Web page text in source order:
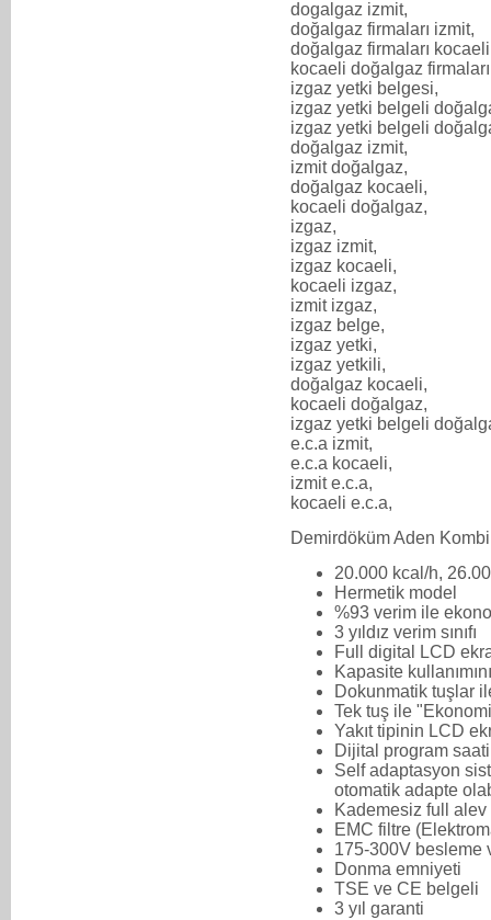
dogalgaz izmit,
doğalgaz firmaları izmit,
doğalgaz firmaları
kocaeli doğalgaz
izgaz yetki belgesi,
izgaz yetki belgeli
izgaz yetki belgeli
doğalgaz izmit,
izmit doğalgaz,
doğalgaz kocaeli,
kocaeli doğalgaz,
izgaz,
izgaz izmit,
izgaz kocaeli,
kocaeli izgaz,
izmit izgaz,
izgaz belge,
izgaz yetki,
izgaz yetkili,
doğalgaz kocaeli,
kocaeli doğalgaz,
izgaz yetki belgeli
e.c.a izmit,
e.c.a kocaeli,
izmit e.c.a,
kocaeli e.c.a,
Demirdöküm Aden Kombi
20.000 kcal/h,
Hermetik model
%93 verim ile
3 yıldız verim sınıfı
Full digital LCD
Kapasite
Dokunmatik tuşlar
Tek tuş ile
Yakıt tipinin LCD
Dijital program
Self adaptasyon
otomatik adapte
Kademesiz full
EMC filtre
175-300V besleme
Donma emniyeti
TSE ve CE belgeli
3 yıl garanti